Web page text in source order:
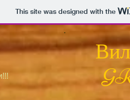
This site was designed with the